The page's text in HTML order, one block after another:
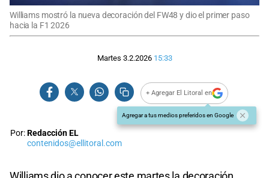
Williams mostró la nueva decoración del FW48 y dio el primer paso
hacia la F1 2026
Martes 3.2.2026 15:33
+ Agregar El Litoral en
Agregar a tus medios preferidos en Google
Por:Redacción EL
contenidos@ellitoral.com